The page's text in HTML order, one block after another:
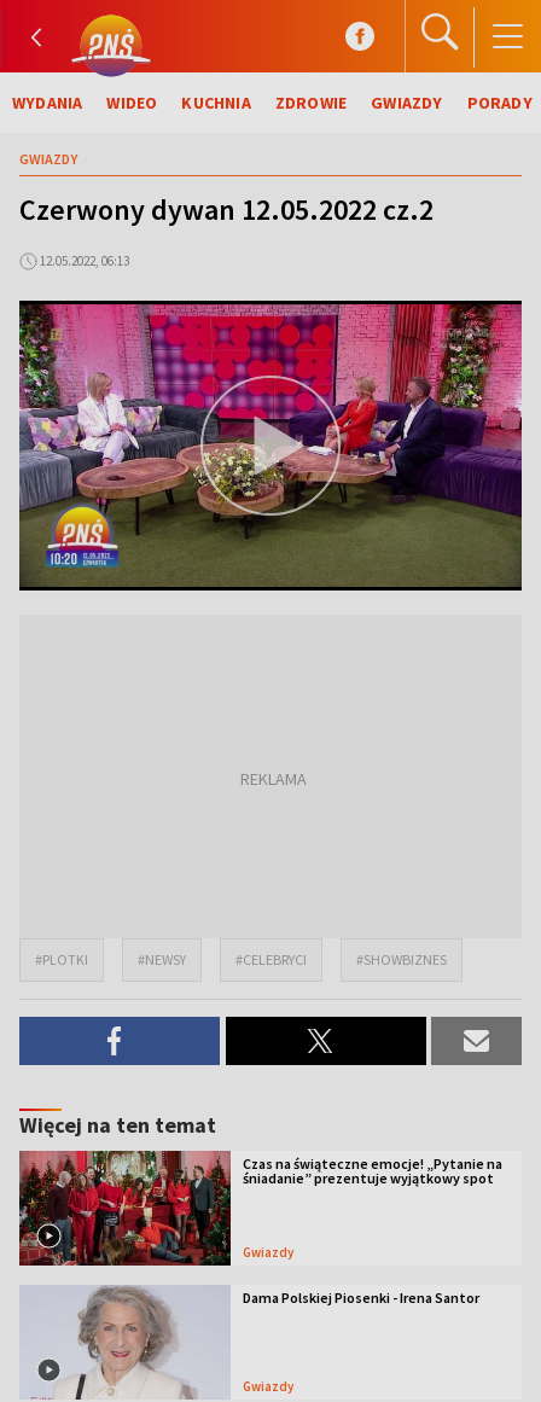
WYDANIA WIDEO KUCHNIA ZDROWIE GWIAZDY PORADY
GWIAZDY
Czerwony dywan 12.05.2022 cz.2
12.05.2022, 06:13
#PLOTKI #NEWSY #CELEBRYCI #SHOWBIZNES
Więcej na ten temat
Czas na świąteczne emocje! „Pytanie na
śniadanie” prezentuje wyjątkowy spot
Gwiazdy
Dama Polskiej Piosenki - Irena Santor
Gwiazdy